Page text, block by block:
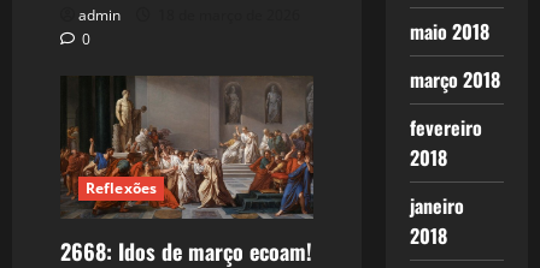
admin
0
Reflexões
2668: Idos de março ecoam!
maio 2018
março 2018
fevereiro
2018
janeiro
2018